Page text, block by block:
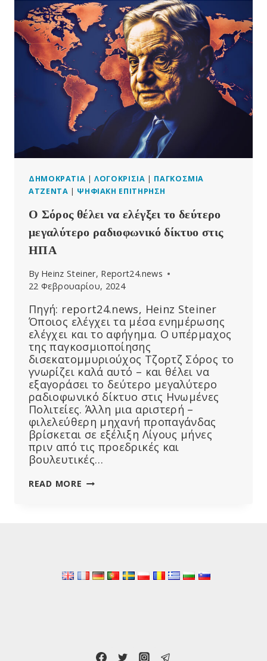
ΟΙ
ΠΑΓΚΟΣΜΙΟΠΟΙΗΤΈΣ
ΣΥΖΉΤΗΣΑΝ
ΓΙΑ
ΤΗΝ
ΤΕΧΝΗΤΉ
ΝΟΗΜΟΣΎΝΗ
ΚΑΙ
ΤΟΝ
ΣΎΓΧΡΟΝΟ
ΠΌΛΕΜΟ
ΔΗΜΟΚΡΑΤΊΑ |ΛΟΓΟΚΡΙΣΊΑ | ΠΑΓΚΌΣΜΙΑ
ΑΤΖΈΝΤΑ | ΨΗΦΙΑΚΉ ΕΠΙΤΉΡΗΣΗ
Ο Σόρος θέλει να ελέγξει το δεύτερο
μεγαλύτερο ραδιοφωνικό δίκτυο στις
ΗΠΑ
By Heinz Steiner, Report24.news
22 Φεβρουαρίου, 2024
Πηγή: report24.news, Heinz Steiner
Όποιος ελέγχει τα μέσα ενημέρωσης
ελέγχει και το αφήγημα. Ο υπέρμαχος
της παγκοσμιοποίησης
δισεκατομμυριούχος Τζορτζ Σόρος το
γνωρίζει καλά αυτό – και θέλει να
εξαγοράσει το δεύτερο μεγαλύτερο
ραδιοφωνικό δίκτυο στις Ηνωμένες
Πολιτείες. Άλλη μια αριστερή –
φιλελεύθερη μηχανή προπαγάνδας
βρίσκεται σε εξέλιξη Λίγους μήνες
πριν από τις προεδρικές και
βουλευτικές…
READ MORE Ο
ΜΕΓΑΛΎΤΕΡΟ
ΡΑΔΙΟΦΩΝΙΚΌ